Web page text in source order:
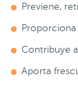
Previene,
Proporciona
Contribuye
Aporta